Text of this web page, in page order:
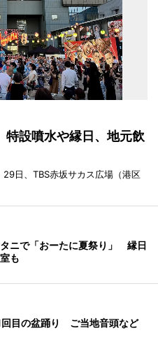
設噴水や縁日、地元飲
日、TBS赤坂サカス広場（港区
ニで「おーたに夏祭り」 縁日
も
回目の盆踊り ご当地音頭など